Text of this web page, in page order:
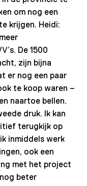
om nog een
krijgen. Heidi:
De 1500
zijn bijna
er nog een paar
te koop waren –
naartoe bellen.
druk. Ik kan
terugkijk op
inmiddels werk
ook een
met het project
beter